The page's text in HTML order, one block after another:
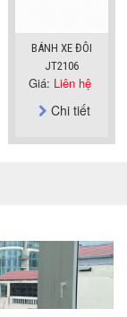
BÁNH XE ĐÔI
JT2106
Giá: Liên hệ
Chi tiết